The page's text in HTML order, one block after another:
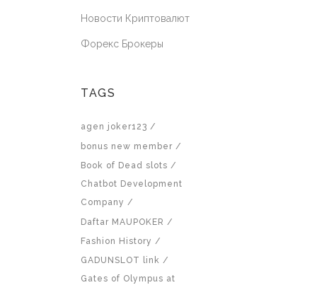
Новости Криптовалют
Форекс Брокеры
TAGS
agen joker123
bonus new member
Book of Dead slots
Chatbot Development
Company
Daftar MAUPOKER
Fashion History
GADUNSLOT link
Gates of Olympus at